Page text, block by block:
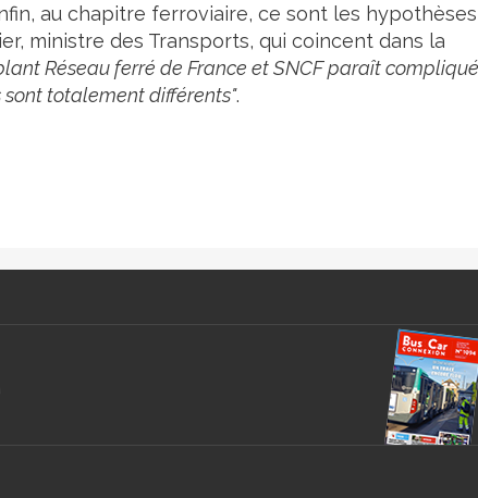
au chapitre ferroviaire, ce sont les
ministre des Transports, qui coincent dans la
Réseau ferré de France et SNCF paraît compliqué
totalement différents".